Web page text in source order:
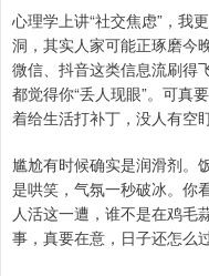
心理学上讲“社交焦虑”，我
洞，其实人家可能正琢磨今
微信、抖音这类信息流刷得
都觉得你“丢人现眼”。可真
着给生活打补丁，没人有空
尴尬有时候确实是润滑剂。
是哄笑，气氛一秒破冰。你
人活这一遭，谁不是在鸡毛
事，真要在意，日子还怎么